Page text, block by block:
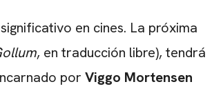
en cines. La próxima
, en traducción libre), tendrá
por Viggo Mortensen